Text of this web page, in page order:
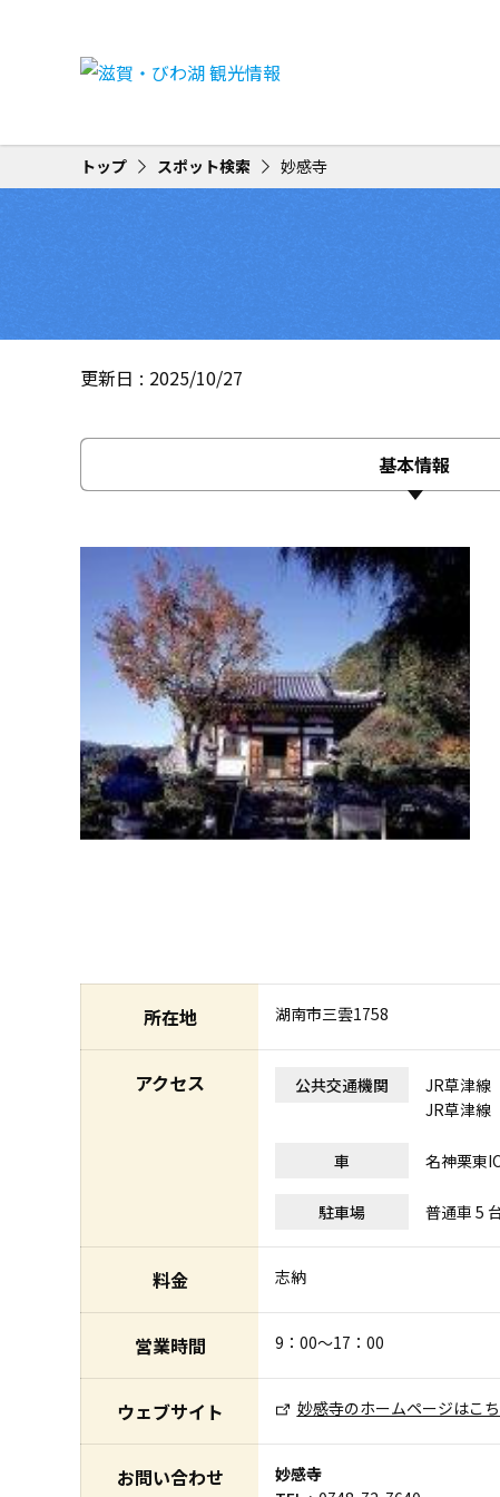
トップ スポット検索 妙感寺
更新日 2025/10/27
基本情報
所在地 湖南市三雲1758
アクセス 公共交通機関
JR草津線
JR草津線
車 名神栗東
駐車場 普通車 5
料金 志納
営業時間 9：00～17：00
ウェブサイト 妙感寺のホームページはこ
お問い合わせ
妙感寺